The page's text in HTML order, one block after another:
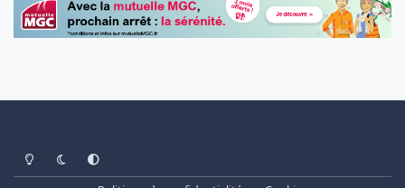
Light ModeDark ModeSystem Preference